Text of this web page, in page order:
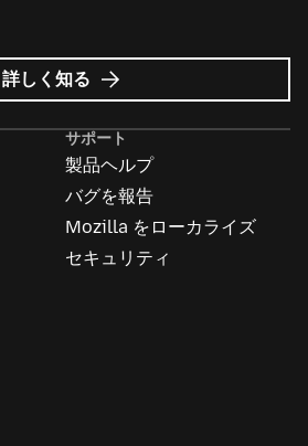
Mozilla
広
詳しく知る
サポート
製品ヘルプ
バグを報告
Mozilla をローカライズ
セキュリティ